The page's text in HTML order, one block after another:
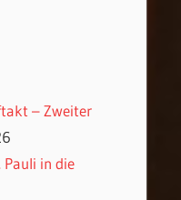
– Zweiter
Pauli in die